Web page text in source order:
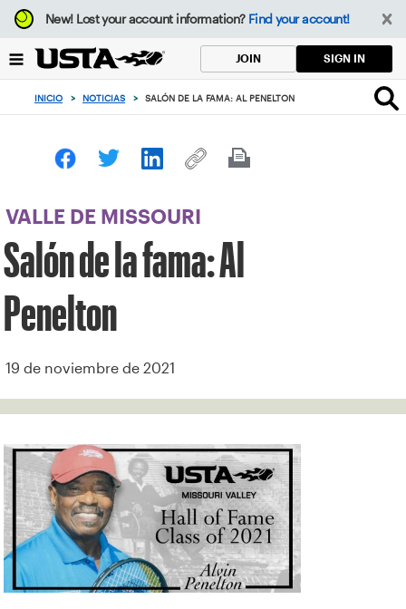
Enfoque
desde
botón
volver
principio
New!Lost your account information? Find your account!
JOIN SIGN IN
INICIO > NOTICIAS > SALÓN DE LA FAMA: AL PENELTON
VALLE DE MISSOURI
Salón de la fama: Al
Penelton
19 de noviembre de 2021